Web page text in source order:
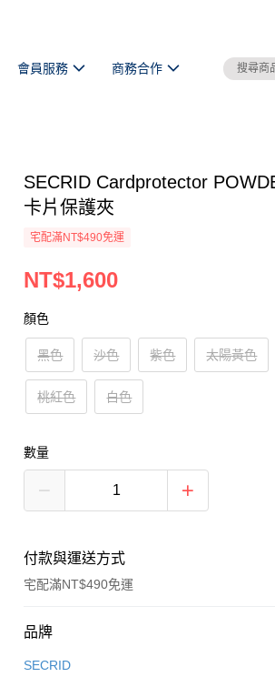
會員服務 商務合作
SECRID Cardprotector
卡片保護夾
宅配滿NT$490免運
NT$1,600
顏色
黑色 沙色 紫色 太陽黃色
桃紅色 白色
數量
付款與運送方式
宅配滿NT$490免運
付款方式
信用卡一次付款
品牌
SECRID